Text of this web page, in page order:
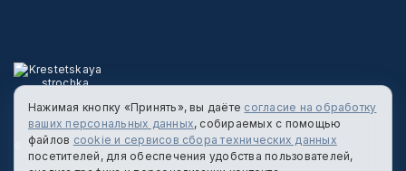
© 2026 КРЕСТЕЦКАЯ СТРОЧКА
Нажимая кнопку «Принять», вы даёте согласие на обработку
ваших персональных данных, собираемых с помощью
файлов cookie и сервисов сбора технических данных
посетителей, для обеспечения удобства пользователей,